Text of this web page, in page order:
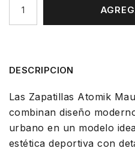
DESCRIPCION
Las Zapatillas Atomik
combinan diseño
urbano en un modelo
estética deportiva con